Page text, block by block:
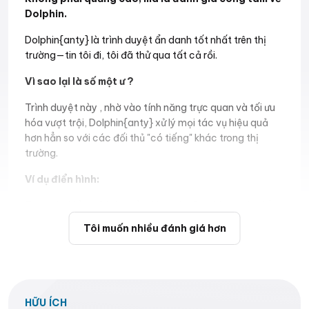
Tôi muốn nhiều đánh giá hơn
Dolphin.
Dolphin{anty} là trình duyệt ẩn danh tốt nhất trên thị
trường—tin tôi đi, tôi đã thử qua tất cả rồi.
Vì sao lại là số một ư ?
Trình duyệt này , nhờ vào tính năng trực quan và tối ưu
hóa vượt trội, Dolphin{anty} xử lý mọi tác vụ hiệu quả
hơn hẳn so với các đối thủ "có tiếng" khác trong thị
trường.
Ví dụ điển hình:
thủ cạnh tranh trực tiếp (tôi không tiện nêu tên,
nhưng nếu bạn đoán được thì cứ đoán) Ads* đã hoàn
HỮU ÍCH